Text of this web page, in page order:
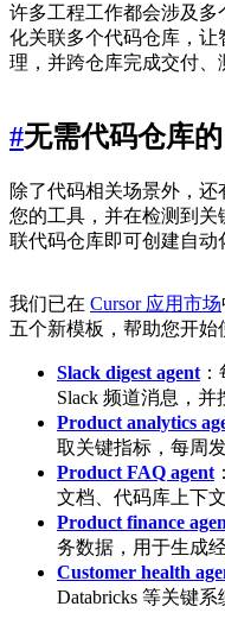
许多工程工作都会涉及
化关联多个代码仓库，
理，并跨仓库完成交付、
#无需代码仓库
除了代码相关场景外，
您的工具，并在检测到
联代码仓库即可创建自动
我们已在 Cursor 应用市场
五个新模板，帮助您开始
Slack digest agent
Slack 频道消息，
Product analytics
取关键指标，每周
Product FAQ agent
文档、代码库上下
Product finance
务数据，用于生成
Customer health
Databricks 等关键